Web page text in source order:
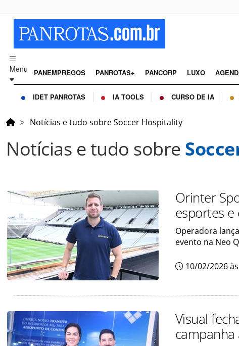
Menu PANEMPREGOS PANROTAS+ PANCORP LUXO
IDET PANROTAS IA TOOLS CURSO DE IA
Notícias e tudo sobre Soccer Hospitality
Notícias e tudo sobre
Orinter
esportes
Operadora
evento na Neo
10/02/2026
Visual
campanha